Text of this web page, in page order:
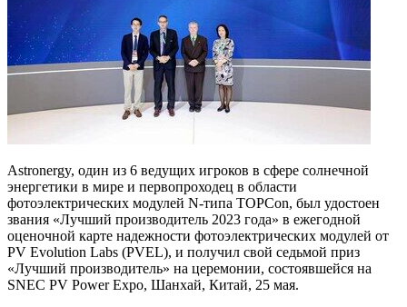
Astronergy, один из 6 ведущих игроков в сфере солнечной
энергетики в мире и первопроходец в области
фотоэлектрических модулей N-типа TOPCon, был удостоен
звания «Лучший производитель 2023 года» в ежегодной
оценочной карте надежности фотоэлектрических модулей от
PV Evolution Labs (PVEL), и получил свой седьмой приз
«Лучший производитель» на церемонии, состоявшейся на
SNEC PV Power Expo, Шанхай, Китай, 25 мая.